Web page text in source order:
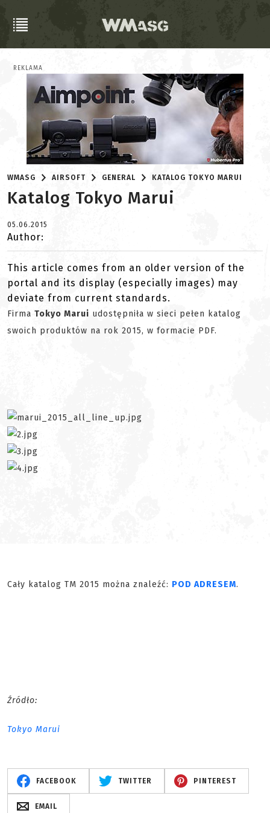
REKLAMA
WMASG AIRSOFT GENERAL KATALOG TOKYO MARUI
Katalog Tokyo Marui
05.06.2015
Author:
This article comes from an older version of the
portal and its display (especially images) may
deviate from current standards.
Firma Tokyo Marui udostępniła w sieci pełen katalog
swoich produktów na rok 2015, w formacie PDF.
Cały katalog TM 2015 można znaleźć: POD ADRESEM.
Źródło:
Tokyo Marui
FACEBOOK TWITTER PINTEREST
EMAIL